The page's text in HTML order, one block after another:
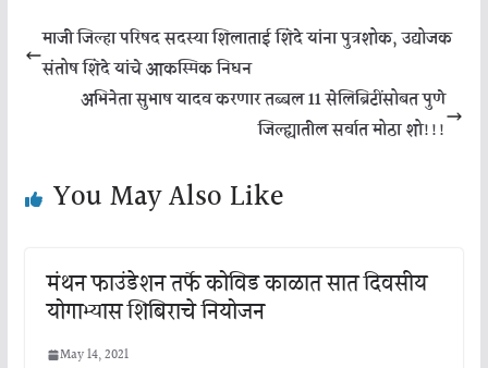
माजी जिल्हा परिषद सदस्या शिलाताई शिंदे यांना पुत्रशोक, उद्योजक
संतोष शिंदे यांचे आकस्मिक निधन
अभिनेता सुभाष यादव करणार तब्बल 11 सेलिब्रिटींसोबत पुणे
जिल्ह्यातील सर्वात मोठा शो!!!
You May Also Like
मंथन फाउंडेशन तर्फे कोविड काळात सात दिवसीय
योगाभ्यास शिबिराचे नियोजन
May 14, 2021